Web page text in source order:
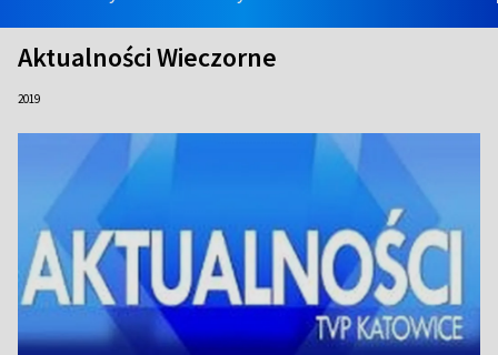
Aktualności Wieczorne
2019